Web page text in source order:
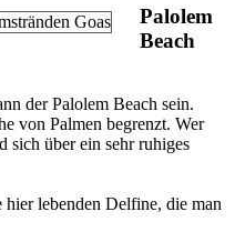
Palolem
Beach
der Palolem Beach sein.
von Palmen begrenzt. Wer
sich über ein sehr ruhiges
lebenden Delfine, die man